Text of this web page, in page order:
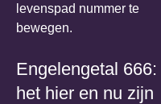
levenspad nummer te
bewegen.
Engelengetal 666:
het hier en nu zijn